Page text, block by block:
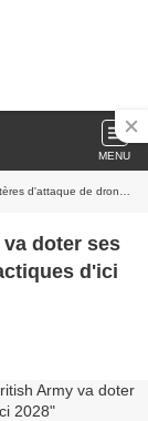
MENU
drones tactiques d'ici 2028
doter ses
d'ici